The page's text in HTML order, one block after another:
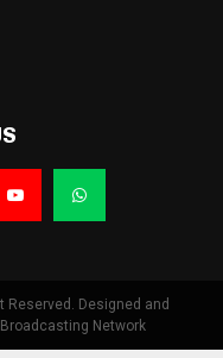
Reserved. Designed and
Broadcasting Network